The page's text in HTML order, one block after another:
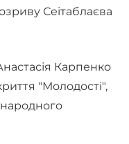
Сеітаблаєва
Карпенко
"Молодості",